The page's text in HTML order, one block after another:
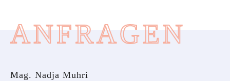
ANFRAGEN
Mag. Nadja Muhri